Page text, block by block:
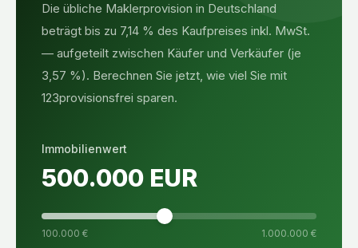
Die übliche Maklerprovision in Deutschland
beträgt bis zu 7,14 % des Kaufpreises inkl. MwSt.
— aufgeteilt zwischen Käufer und Verkäufer (je
3,57 %). Berechnen Sie jetzt, wie viel Sie mit
123provisionsfrei sparen.
Immobilienwert
500.000 EUR
100.000 € 1.000.000 €